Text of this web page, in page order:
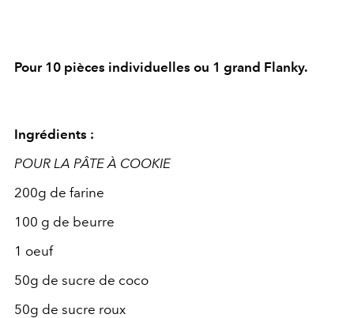
Pour 10 pièces individuelles ou 1 grand Flanky.
Ingrédients :
POUR LA PÂTE À COOKIE
200g de farine
100 g de beurre
1 oeuf
50g de sucre de coco
50g de sucre roux